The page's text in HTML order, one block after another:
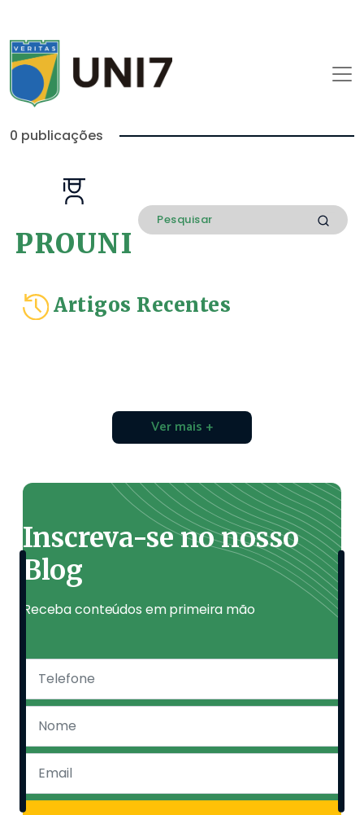
0 publicações
PROUNI
Artigos Recentes
Ver mais +
Inscreva-se no nosso
Blog
Receba conteúdos em primeira mão